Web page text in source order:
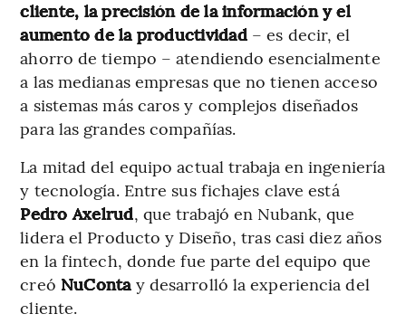
cliente, la precisión de la información y el
aumento de la productividad – es decir, el
ahorro de tiempo – atendiendo esencialmente
a las medianas empresas que no tienen acceso
a sistemas más caros y complejos diseñados
para las grandes compañías.
La mitad del equipo actual trabaja en ingeniería
y tecnología. Entre sus fichajes clave está
Pedro Axelrud, que trabajó en Nubank, que
lidera el Producto y Diseño, tras casi diez años
en la fintech, donde fue parte del equipo que
creó NuContay desarrolló la experiencia del
cliente.